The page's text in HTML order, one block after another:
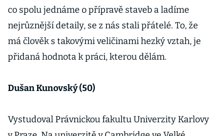
co spolu jednáme o přípravě staveb a ladíme
nejrůznější detaily, se z nás stali přátelé. To, že
má člověk s takovými veličinami hezký vztah, je
přidaná hodnota k práci, kterou dělám.
Dušan Kunovský (50)
Vystudoval Právnickou fakultu Univerzity Karlovy